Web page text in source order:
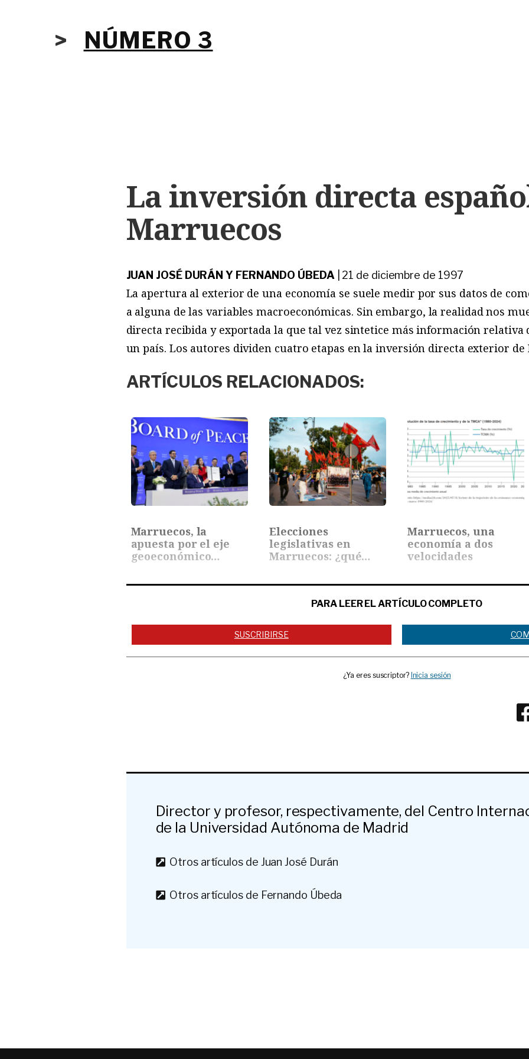
> NÚMERO 3
La inversión directa
Marruecos
JUAN JOSÉ DURÁN Y FERNANDO ÚBEDA 21 de diciembre de 1997
La apertura al exterior de una economía se suele medir por sus datos de
a alguna de las variables macroeconómicas. Sin embargo, la realidad nos
directa recibida y exportada la que tal vez sintetice más información
un país. Los autores dividen cuatro etapas en la inversión directa exterior de
ARTÍCULOS RELACIONADOS:
Marruecos, la
apuesta por el eje
geoeconómico
Elecciones
legislativas en
Marruecos: ¿qué
Marruecos, una
economía a dos
velocidades
PARA LEER EL ARTÍCULO COMPLETO
SUSCRIBIRSE
¿Ya eres suscriptor? Inicia sesión
Director y profesor, respectivamente, del Centro
de la Universidad Autónoma de Madrid
Otros artículos de Juan José Durán
Otros artículos de Fernando Úbeda